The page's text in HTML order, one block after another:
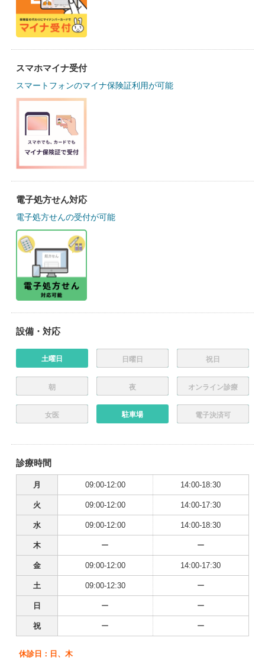
スマホマイナ受付
スマートフォンのマイナ保険証利用が可能
電子処方せん対応
電子処方せんの受付が可能
設備・対応
土曜日 日曜日 祝日
朝 夜 オンライン診療
女医 駐車場 電子決済可
診療時間
月 09:00-12:00 14:00-18:30
火 09:00-12:00 14:00-17:30
水 09:00-12:00 14:00-18:30
木 ー ー
金 09:00-12:00 14:00-17:30
土 09:00-12:30 ー
日 ー ー
祝 ー ー
休診日：日、木